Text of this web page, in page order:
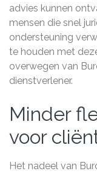
advies kunnen
mensen die snel
ondersteuning
te houden met
overwegen van
dienstverlener.
Minder
voor
Het nadeel van